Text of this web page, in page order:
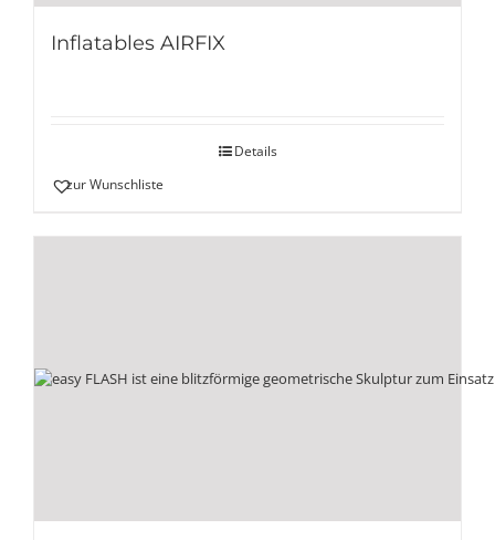
Inflatables AIRFIX
Details
zur Wunschliste